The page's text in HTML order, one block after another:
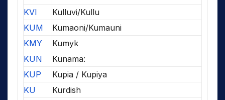
KVI
Kulluvi/Kullu
KUM
Kumaoni/Kumauni
KMY
Kumyk
KUN
Kunama:
KUP
Kupia / Kupiya
KU
Kurdish